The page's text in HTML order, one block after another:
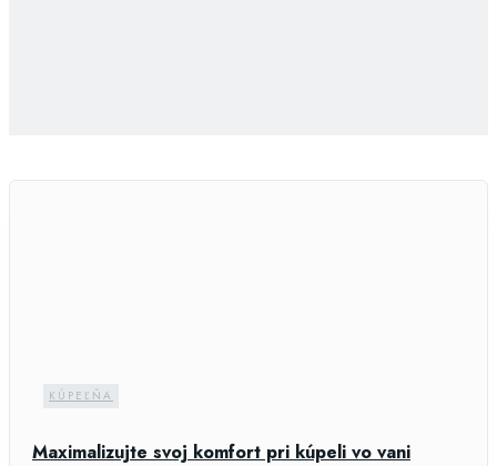
KÚPEĽŇA
Maximalizujte svoj komfort pri kúpeli vo vani